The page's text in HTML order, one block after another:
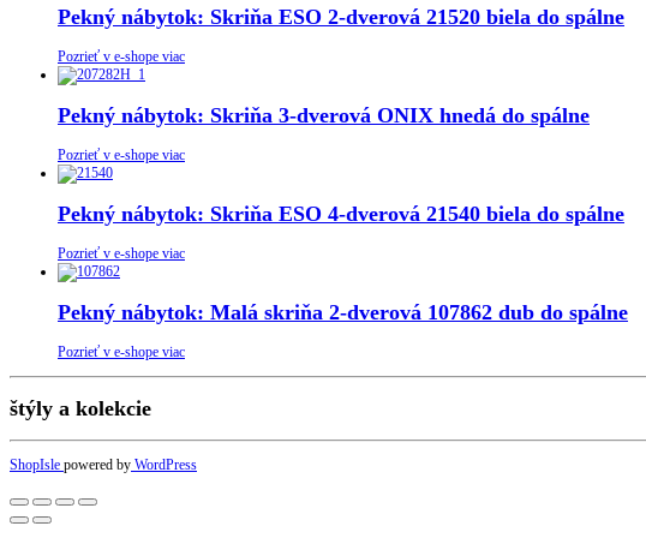
Pekný nábytok: Skriňa ESO 2-dverová 21520 biela do spálne
Pozrieť v e-shope viac
Pekný nábytok: Skriňa 3-dverová ONIX hnedá do spálne
Pozrieť v e-shope viac
Pekný nábytok: Skriňa ESO 4-dverová 21540 biela do spálne
Pozrieť v e-shope viac
Pekný nábytok: Malá skriňa 2-dverová 107862 dub do spálne
Pozrieť v e-shope viac
štýly a kolekcie
ShopIsle powered by WordPress